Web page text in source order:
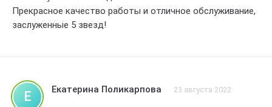
Прекрасное качество работы и отличное обслуживание,
заслуженные 5 звезд!
Е Екатерина Поликарпова 23 августа 2022